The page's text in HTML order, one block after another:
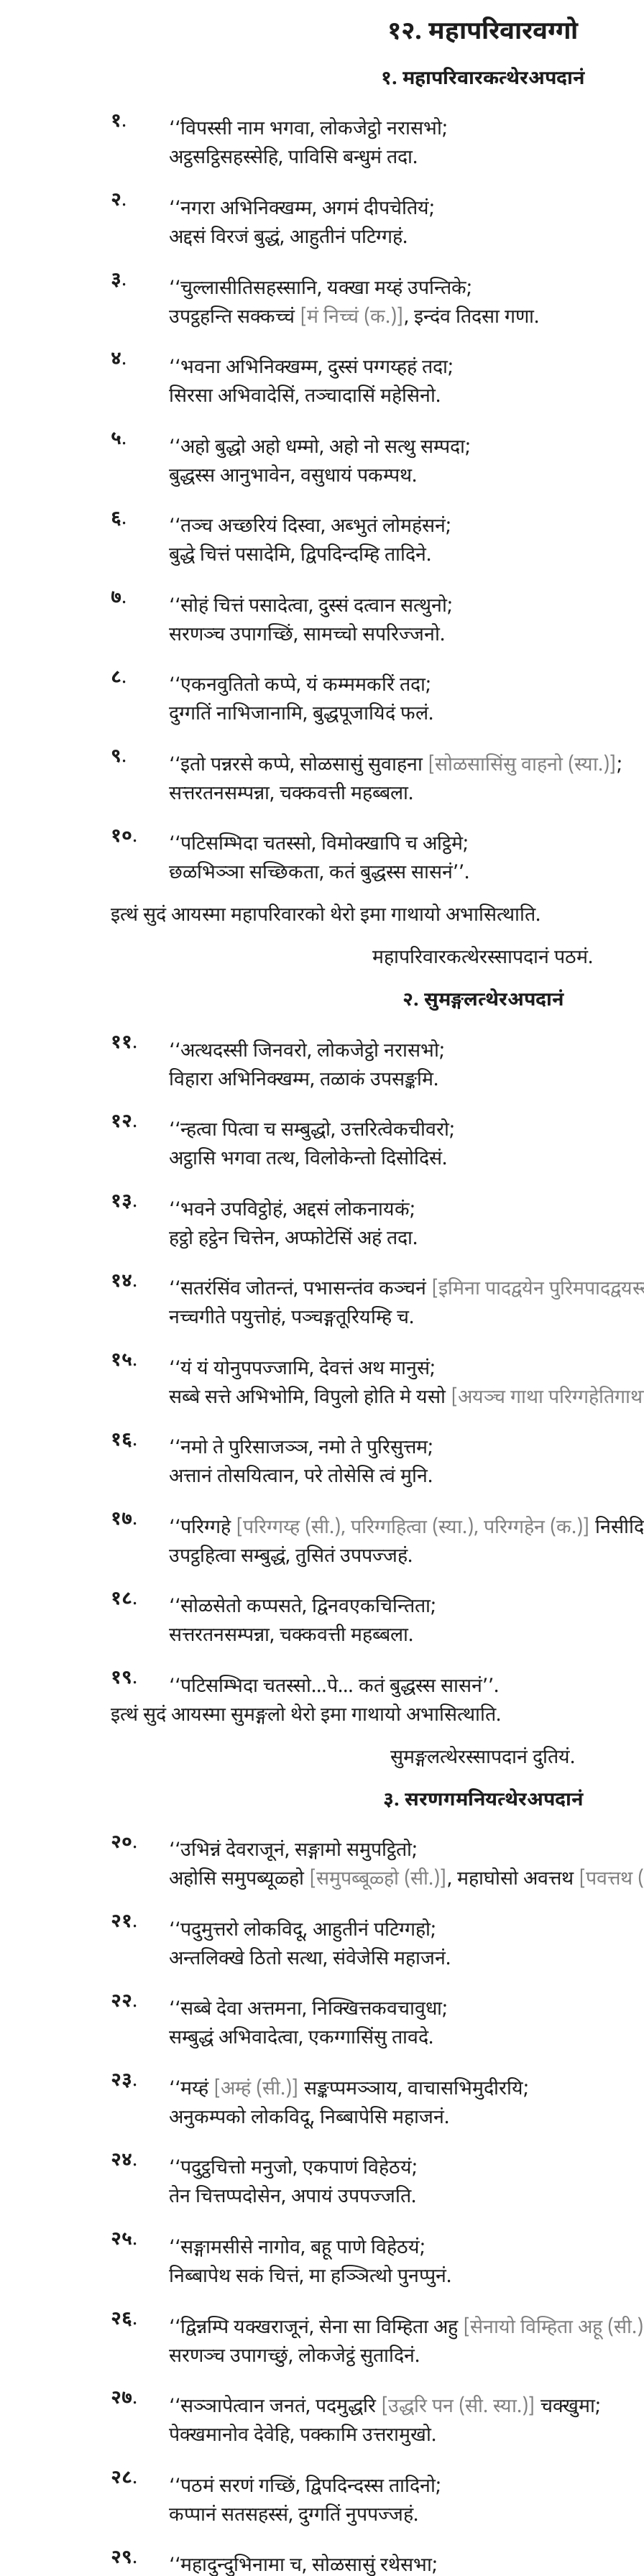
१२. महापरिवारवग्गो
१. महापरिवारकत्थेरअपदानं
१. ‘‘विपस्सीनाम भगवा, लोकजेट्ठो नरासभो;
अट्ठसट्ठिसहस्सेहि, पाविसि बन्धुमं तदा.
२.
‘‘नगरा अभिनिक्खम्म, अगमं दीपचेतियं;
अद्दसं विरजं बुद्धं, आहुतीनं पटिग्गहं.
३.
‘‘चुल्लासीतिसहस्सानि, यक्खा मय्हं उपन्तिके;
उपट्ठहन्ति सक्कच्चं [मं निच्चं (क.)], इन्दंव तिदसा गणा.
४. ‘‘भवना अभिनिक्खम्म, दुस्सं पग्गय्हहं तदा;
सिरसा अभिवादेसिं, तञ्चादासिं महेसिनो.
५.
‘‘अहो बुद्धो अहो धम्मो, अहो नो सत्थु सम्पदा;
बुद्धस्स आनुभावेन, वसुधायं पकम्पथ.
६.
‘‘तञ्च अच्छरियं दिस्वा, अब्भुतं लोमहंसनं;
बुद्धे चित्तं पसादेमि, द्विपदिन्दम्हि तादिने.
७.
‘‘सोहं चित्तं पसादेत्वा, दुस्सं दत्वान सत्थुनो;
सरणञ्च उपागच्छिं, सामच्चो सपरिज्जनो.
८.
‘‘एकनवुतितो कप्पे, यं कम्ममकरिं तदा;
दुग्गतिं नाभिजानामि, बुद्धपूजायिदं फलं.
९. ‘‘इतो पन्नरसे कप्पे, सोळसासुं सुवाहना [सोळसासिंसु वाहनो (स्या.)];
सत्तरतनसम्पन्ना, चक्कवत्ती महब्बला.
१०. ‘‘पटिसम्भिदाचतस्सो, विमोक्खापि च अट्ठिमे;
छळभिञ्ञा सच्छिकता, कतं बुद्धस्स सासनं’’.
इत्थं सुदं आयस्मा महापरिवारको थेरो इमा गाथायो अभासित्थाति.
महापरिवारकत्थेरस्सापदानं पठमं.
२. सुमङ्गलत्थेरअपदानं
११. ‘‘अत्थदस्सीजिनवरो, लोकजेट्ठो नरासभो;
विहारा अभिनिक्खम्म, तळाकं उपसङ्कमि.
१२.
‘‘न्हत्वा पित्वा च सम्बुद्धो, उत्तरित्वेकचीवरो;
अट्ठासि भगवा तत्थ, विलोकेन्तो दिसोदिसं.
१३.
‘‘भवने उपविट्ठोहं, अद्दसं लोकनायकं;
हट्ठो हट्ठेन चित्तेन, अप्फोटेसिं अहं तदा.
१४. ‘‘सतरंसिंव जोतन्तं, पभासन्तंव कञ्चनं [इमिना पादद्वयेन
नच्चगीते पयुत्तोहं, पञ्चङ्गतूरियम्हि च.
१५.
‘‘यं यं योनुपपज्जामि, देवत्तं अथ मानुसं;
सब्बे सत्ते अभिभोमि, विपुलो होति मे यसो [अयञ्च गाथा
१६. ‘‘नमोते पुरिसाजञ्ञ, नमो ते पुरिसुत्तम;
अत्तानं तोसयित्वान, परे तोसेसि त्वं मुनि.
१७. ‘‘परिग्गहे [परिग्गय्ह (सी.), परिग्गहित्वा (स्या.), परिग्गहेन (क.)]
उपट्ठहित्वा सम्बुद्धं, तुसितं उपपज्जहं.
१८.
‘‘सोळसेतो कप्पसते, द्विनवएकचिन्तिता;
सत्तरतनसम्पन्ना, चक्कवत्ती महब्बला.
१९.
‘‘पटिसम्भिदा चतस्सो…पे… कतं बुद्धस्स सासनं’’.
इत्थं सुदं आयस्मा सुमङ्गलो थेरो इमा गाथायो अभासित्थाति.
सुमङ्गलत्थेरस्सापदानं दुतियं.
३. सरणगमनियत्थेरअपदानं
२०.
‘‘उभिन्नं देवराजूनं, सङ्गामो समुपट्ठितो;
अहोसि समुपब्यूळ्हो [समुपब्बूळ्हो (सी.)], महाघोसो अवत्तथ [पवत्तथ
२१. ‘‘पदुमुत्तरोलोकविदू, आहुतीनं पटिग्गहो;
अन्तलिक्खे ठितो सत्था, संवेजेसि महाजनं.
२२. ‘‘सब्बेदेवा अत्तमना, निक्खित्तकवचावुधा;
सम्बुद्धं अभिवादेत्वा, एकग्गासिंसु तावदे.
२३. ‘‘मय्हं [अम्हं (सी.)] सङ्कप्पमञ्ञाय, वाचासभिमुदीरयि;
अनुकम्पको लोकविदू, निब्बापेसि महाजनं.
२४. ‘‘पदुट्ठचित्तोमनुजो, एकपाणं विहेठयं;
तेन चित्तप्पदोसेन, अपायं उपपज्जति.
२५.
‘‘सङ्गामसीसे नागोव, बहू पाणे विहेठयं;
निब्बापेथ सकं चित्तं, मा हञ्ञित्थो पुनप्पुनं.
२६. ‘‘द्विन्नम्पि यक्खराजूनं, सेना सा विम्हिता अहु [सेनायो विम्हिता अहू
सरणञ्च उपागच्छुं, लोकजेट्ठं सुतादिनं.
२७. ‘‘सञ्ञापेत्वानजनतं, पदमुद्धरि [उद्धरि पन (सी. स्या.)] चक्खुमा;
पेक्खमानोव देवेहि, पक्कामि उत्तरामुखो.
२८.
‘‘पठमं सरणं गच्छिं, द्विपदिन्दस्स तादिनो;
कप्पानं सतसहस्सं, दुग्गतिं नुपपज्जहं.
२९. ‘‘महादुन्दुभिनामा च, सोळसासुं रथेसभा;